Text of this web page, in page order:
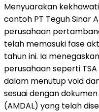
Menyuarakan
contoh PT Teguh Sinar
perusahaan
telah memasuki fase
tahun ini. Ia
perusahaan seperti
dalam menutup void
sesuai dengan
(AMDAL) yang telah